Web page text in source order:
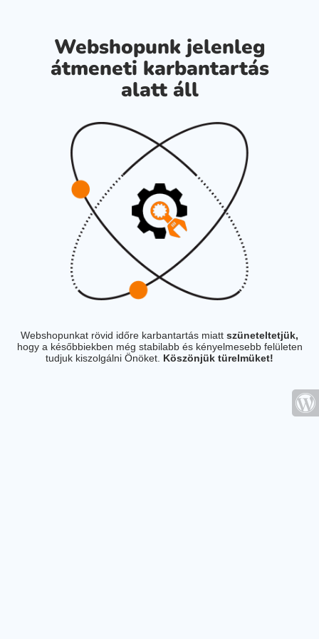
Webshopunk jelenleg
átmeneti karbantartás
alatt áll
Webshopunkat rövid időre karbantartás miatt szüneteltetjük,
hogy a későbbiekben még stabilabb és kényelmesebb felületen
tudjuk kiszolgálni Önöket. Köszönjük türelmüket!